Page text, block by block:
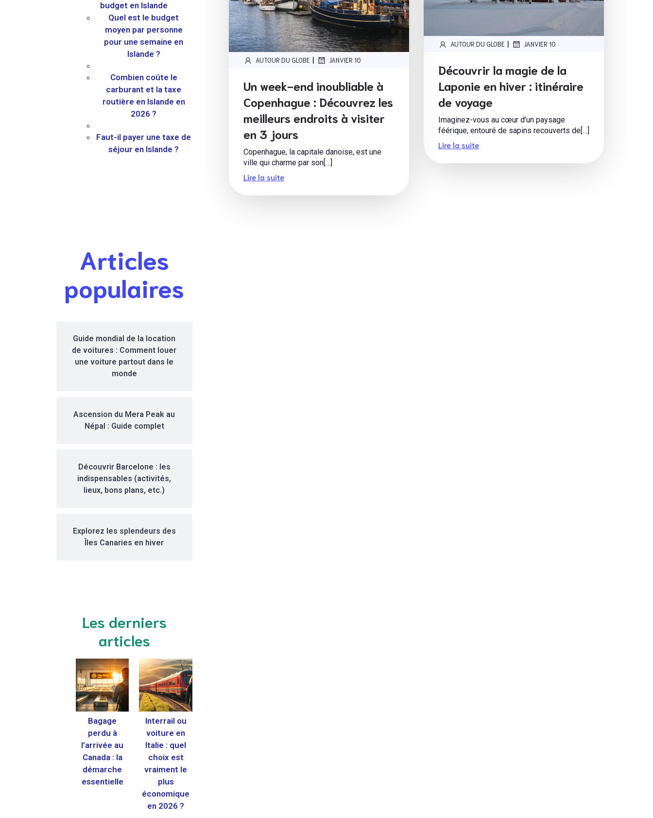
budget en Islande
Quel est le budget
moyen par personne
pour une semaine en
Islande ?
Combien coûte le
carburant et la taxe
routière en Islande en
2026 ?
Faut-il payer une taxe de
séjour en Islande ?
Articles
populaires
Guide mondial de la location
de voitures : Comment louer
une voiture partout dans le
monde
Ascension du Mera Peak au
Népal : Guide complet
Découvrir Barcelone : les
indispensables (activités,
lieux, bons plans, etc.)
Explorez les splendeurs des
Îles Canaries en hiver
Les derniers
articles
Bagage
perdu à
l’arrivée au
Canada : la
démarche
essentielle
Interrail ou
voiture en
Italie : quel
choix est
vraiment le
plus
économique
en 2026 ?
AUTOUR DU GLOBE | JANVIER 10
Découvrir la magie de la
Laponie en hiver : itinéraire
de voyage
Imaginez-vous au cœur d’un paysage
féérique, entouré de sapins recouverts de[…]
Lire la suite
AUTOUR DU GLOBE | JANVIER 10
Un week-end inoubliable à
Copenhague : Découvrez les
meilleurs endroits à visiter
en 3 jours
Copenhague, la capitale danoise, est une
ville qui charme par son[…]
Lire la suite